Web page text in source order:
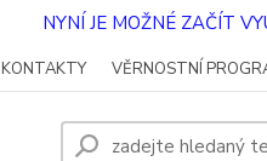
NYNÍ JE MOŽNÉ ZAČÍT
KONTAKTY VĚRNOSTNÍ